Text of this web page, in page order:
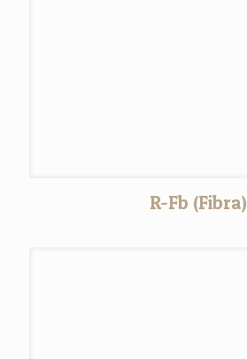
R-Fb (Fibra)